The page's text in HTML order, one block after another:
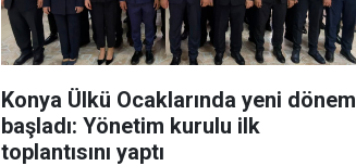
Konya Ülkü Ocaklarında yeni dönem
başladı: Yönetim kurulu ilk
toplantısını yaptı